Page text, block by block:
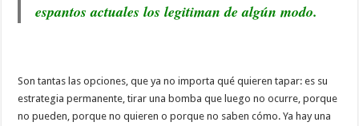
espantos actuales los legitiman de algún modo.
Son tantas las opciones, que ya no importa qué quieren tapar: es su
estrategia permanente, tirar una bomba que luego no ocurre, porque
no pueden, porque no quieren o porque no saben cómo. Ya hay una